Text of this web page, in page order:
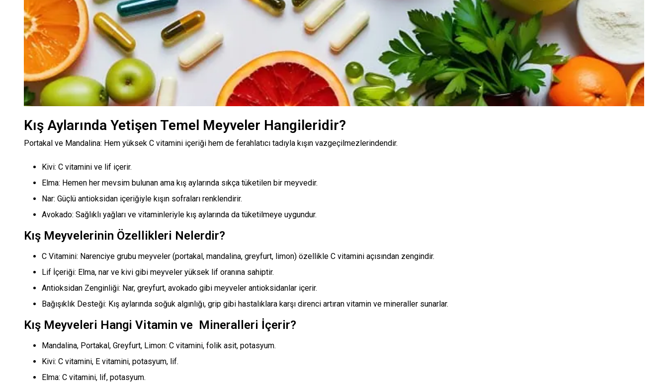
Kış Aylarında Yetişen Temel Meyveler Hangileridir?
Portakal ve Mandalina: Hem yüksek C vitamini içeriği hem de ferahlatıcı tadıyla kışın vazgeçilmezlerindendir.
Kivi: C vitamini ve lif içerir.
Elma: Hemen her mevsim bulunan ama kış aylarında sıkça tüketilen bir meyvedir.
Nar: Güçlü antioksidan içeriğiyle kışın sofraları renklendirir.
Avokado: Sağlıklı yağları ve vitaminleriyle kış aylarında da tüketilmeye uygundur.
Kış Meyvelerinin Özellikleri Nelerdir?
C Vitamini: Narenciye grubu meyveler (portakal, mandalina, greyfurt, limon) özellikle C vitamini açısından zengindir.
Lif İçeriği: Elma, nar ve kivi gibi meyveler yüksek lif oranına sahiptir.
Antioksidan Zenginliği: Nar, greyfurt, avokado gibi meyveler antioksidanlar içerir.
Bağışıklık Desteği: Kış aylarında soğuk algınlığı, grip gibi hastalıklara karşı direnci artıran vitamin ve mineraller sunarlar.
Kış Meyveleri Hangi Vitamin ve Mineralleri İçerir?
Mandalina, Portakal, Greyfurt, Limon: C vitamini, folik asit, potasyum.
Kivi: C vitamini, E vitamini, potasyum, lif.
Elma: C vitamini, lif, potasyum.